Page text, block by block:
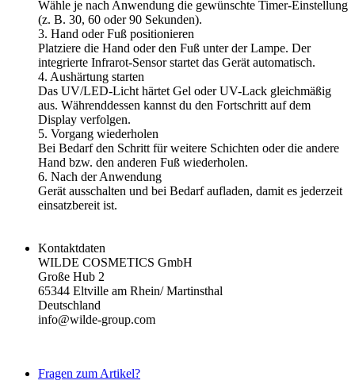
Wähle je nach Anwendung die gewünschte Timer-Einstellung
(z. B. 30, 60 oder 90 Sekunden).
3. Hand oder Fuß positionieren
Platziere die Hand oder den Fuß unter der Lampe. Der
integrierte Infrarot-Sensor startet das Gerät automatisch.
4. Aushärtung starten
Das UV/LED-Licht härtet Gel oder UV-Lack gleichmäßig
aus. Währenddessen kannst du den Fortschritt auf dem
Display verfolgen.
5. Vorgang wiederholen
Bei Bedarf den Schritt für weitere Schichten oder die andere
Hand bzw. den anderen Fuß wiederholen.
6. Nach der Anwendung
Gerät ausschalten und bei Bedarf aufladen, damit es jederzeit
einsatzbereit ist.
Kontaktdaten
WILDE COSMETICS GmbH
Große Hub 2
65344 Eltville am Rhein/ Martinsthal
Deutschland
info@wilde-group.com
Fragen zum Artikel?